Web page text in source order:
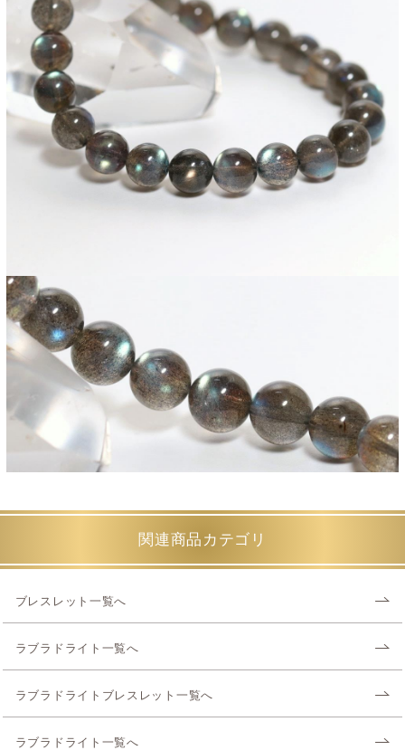
関連商品カテゴリ
ブレスレット一覧へ
ラブラドライト一覧へ
ラブラドライトブレスレット一覧へ
ラブラドライト一覧へ